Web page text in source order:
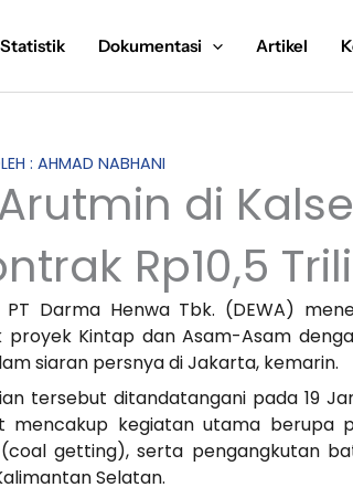
Statistik Dokumentasi Artikel
: AHMAD NABHANI
di
Rp10,5
Darma Henwa Tbk. (DEWA)
Kintap dan Asam-Asam
siaran persnya di Jakarta, kemarin.
tersebut ditandatangani pada 19
mencakup kegiatan utama berupa
getting), serta pengangkutan
Selatan.